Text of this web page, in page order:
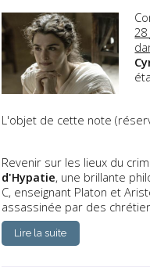
L'objet de cette note
Revenir sur les lieux du
d'Hypatie, une brillante
C, enseignant Platon et
assassinée par des
Lire la suite